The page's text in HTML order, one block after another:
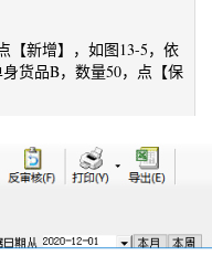
【新增】，如图13-5，依
货品B，数量50，点【保